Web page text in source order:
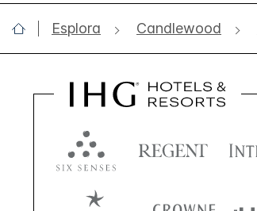
Esplora Candlewood